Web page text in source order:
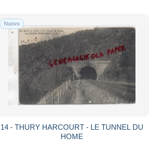
Nuovo
14 - THURY HARCOURT - LE TUNNEL DU
HOME